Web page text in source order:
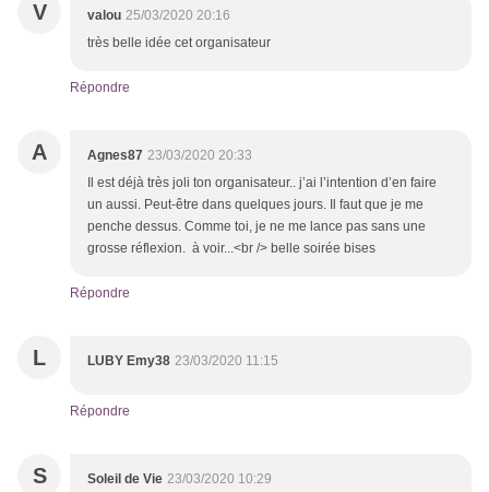
V valou 25/03/2020 20:16
très belle idée cet organisateur
Répondre
A Agnes87 23/03/2020 20:33
Il est déjà très joli ton organisateur.. j’ai l’intention d’en faire
un aussi. Peut-être dans quelques jours. Il faut que je me
penche dessus. Comme toi, je ne me lance pas sans une
grosse réflexion. à voir...<br /> belle soirée bises
Répondre
L LUBY Emy38 23/03/2020 11:15
Répondre
S Soleil de Vie 23/03/2020 10:29